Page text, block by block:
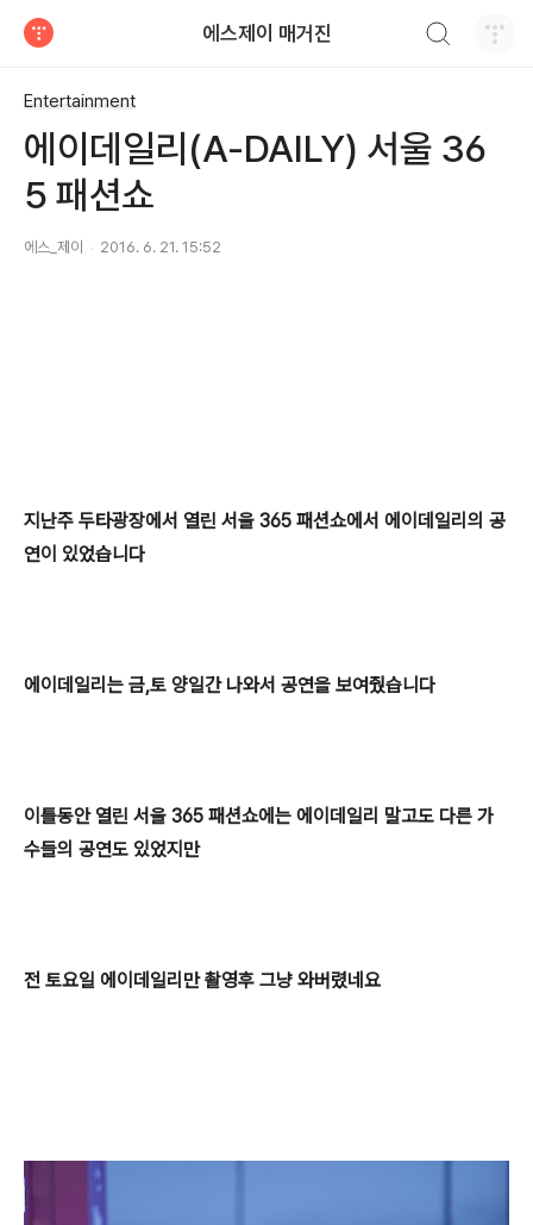
에스제이 매거진
Entertainment
에이데일리(A-DAILY) 서울 36
5 패션쇼
에스_제이 2016. 6. 21. 15:52
지난주 두타광장에서 열린 서울 365 패션쇼에서 에이데일리의 공
연이 있었습니다
에이데일리는 금,토 양일간 나와서 공연을 보여줬습니다
이틀동안 열린 서울 365 패션쇼에는 에이데일리 말고도 다른 가
수들의 공연도 있었지만
전 토요일 에이데일리만 촬영후 그냥 와버렸네요